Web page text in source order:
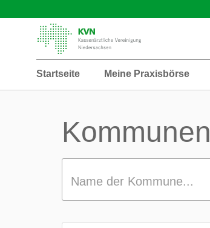
Startseite Meine Praxisbörse
Kommunen
Name der Kommune...